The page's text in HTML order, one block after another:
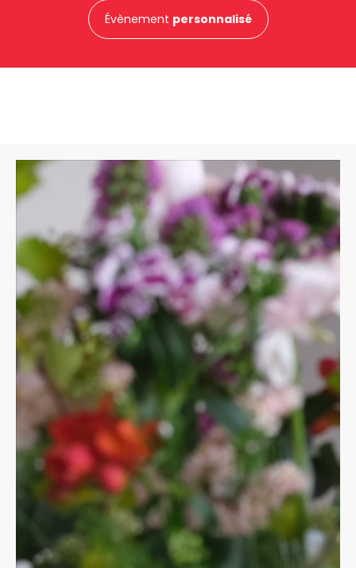
Évènement personnalisé